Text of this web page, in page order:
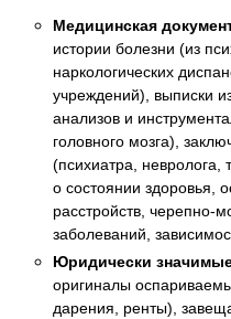
Медицинская
истории болезни (из
наркологических
учреждений), выписки
анализов и
головного мозга),
(психиатра, невролога,
о состоянии здоровья,
расстройств, черепно-
заболеваний,
Юридически
оригиналы
дарения, ренты),